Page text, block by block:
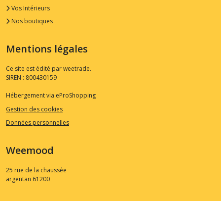
Vos Intérieurs
Nos boutiques
Mentions légales
Ce site est édité par weetrade.
SIREN : 800430159
Hébergement via eProShopping
Gestion des cookies
Données personnelles
Weemood
25 rue de la chaussée
argentan 61200